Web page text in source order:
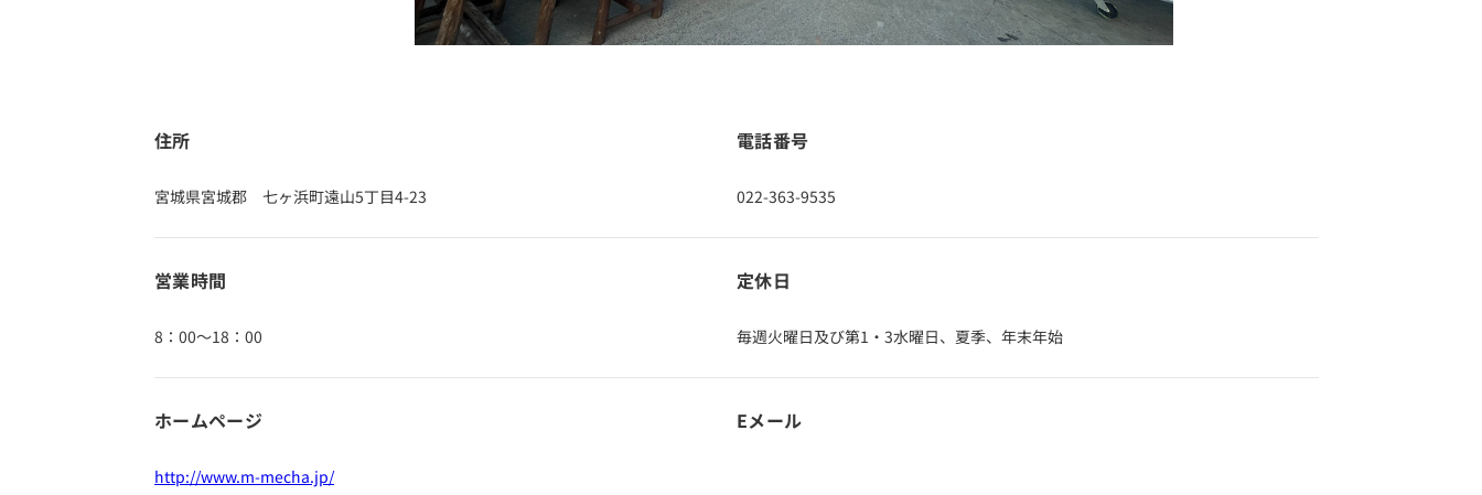
住所
宮城県宮城郡 七ヶ浜町遠山5丁目4-23
電話番号
022-363-9535
営業時間
8：00～18：00
定休日
毎週火曜日及び第1・3水曜日、夏季、年末年始
ホームページ
http://www.m-mecha.jp/
Eメール